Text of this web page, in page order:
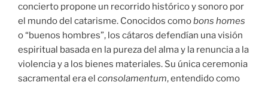
concierto propone un recorrido histórico y sonoro por
el mundo del catarisme. Conocidos comobons homes
o “buenos hombres”, los cátaros defendían una visión
espiritual basada en la pureza del alma y la renuncia a la
violencia y a los bienes materiales. Su única ceremonia
sacramental era el consolamentum, entendido como